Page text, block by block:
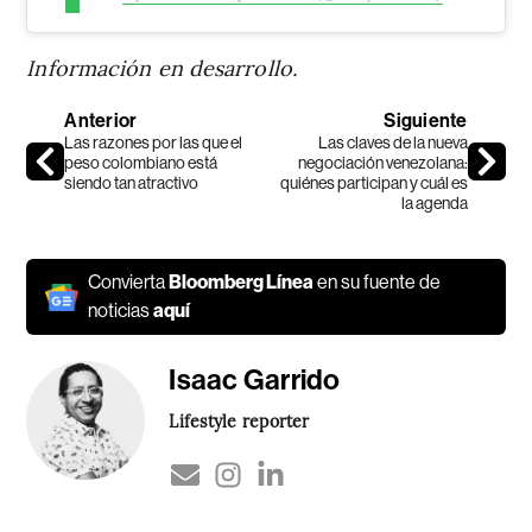
Información en desarrollo.
Anterior
Las razones por las que el
peso colombiano está
siendo tan atractivo
Siguiente
Las claves de la nueva
negociación venezolana:
quiénes participan y cuál es
la agenda
ConviertaBloomberg Líneaen su fuente de
noticiasaquí
Isaac Garrido
Lifestyle reporter